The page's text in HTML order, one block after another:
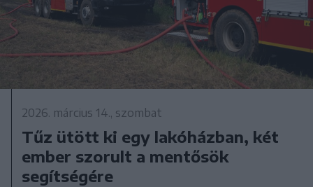
2026. március 14., szombat
Tűz ütött ki egy lakóházban, két
ember szorult a mentősök
segítségére